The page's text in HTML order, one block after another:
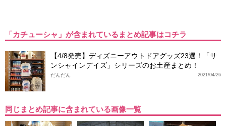
「カチューシャ」が含まれているまとめ記事はコチラ
【4/8発売】ディズニーアウトドアグッズ23選！「サ
ンシャインデイズ」シリーズのお土産まとめ！
2021/04/26
だんだん
同じまとめ記事に含まれている画像一覧